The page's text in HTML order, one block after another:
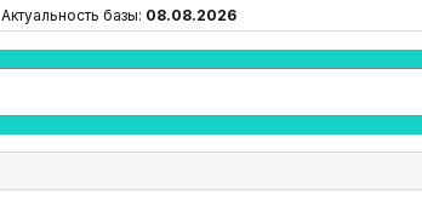
Актуальность базы: 08.08.2026